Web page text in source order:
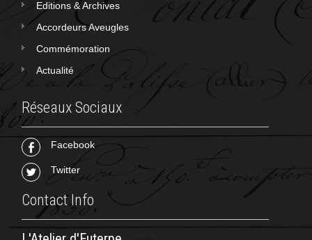
Editions & Archives
Accordeurs Aveugles
Commémoration
Actualité
Réseaux Sociaux
Facebook
Twitter
Contact Info